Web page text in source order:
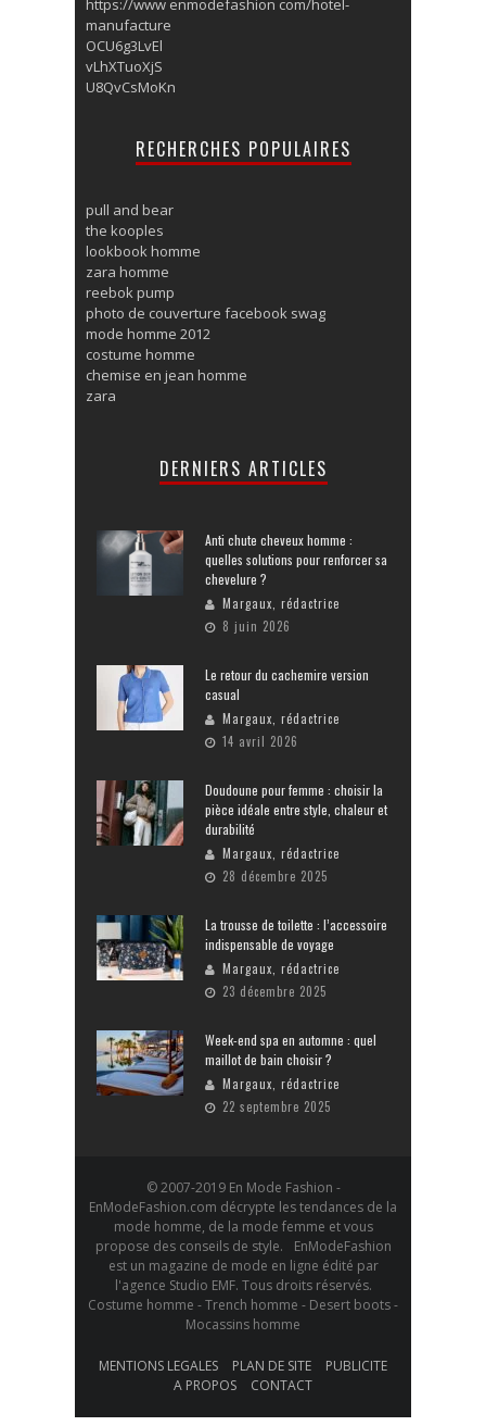
https://www enmodefashion com/hotel-
manufacture
OCU6g3LvEl
vLhXTuoXjS
U8QvCsMoKn
RECHERCHES POPULAIRES
pull and bear
the kooples
lookbook homme
zara homme
reebok pump
photo de couverture facebook swag
mode homme 2012
costume homme
chemise en jean homme
zara
DERNIERS ARTICLES
Anti chute cheveux homme :
quelles solutions pour renforcer sa
chevelure ?
Margaux, rédactrice
8 juin 2026
Le retour du cachemire version
casual
Margaux, rédactrice
14 avril 2026
Doudoune pour femme : choisir la
pièce idéale entre style, chaleur et
durabilité
Margaux, rédactrice
28 décembre 2025
La trousse de toilette : l’accessoire
indispensable de voyage
Margaux, rédactrice
23 décembre 2025
Week-end spa en automne : quel
maillot de bain choisir ?
Margaux, rédactrice
22 septembre 2025
© 2007-2019 En Mode Fashion -
EnModeFashion.com décrypte les tendances de la
mode homme, de la mode femme et vous
propose des conseils de style. EnModeFashion
est un magazine de mode en ligne édité par
l'agence Studio EMF. Tous droits réservés.
Costume homme - Trench homme - Desert boots -
Mocassins homme
MENTIONS LEGALES PLAN DE SITE
PUBLICITE
A PROPOS
CONTACT